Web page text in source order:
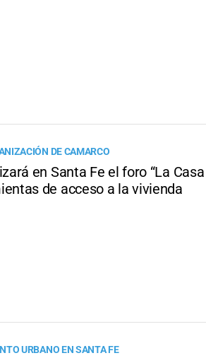
DE CAMARCO
en Santa Fe el foro “La
de acceso a la vivienda
URBANO EN SANTA FE